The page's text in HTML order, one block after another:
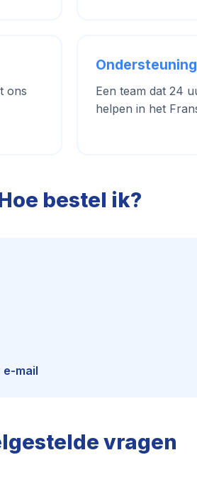
ons
Een team dat 24
helpen in het
bestel ik?
e-mail
vragen